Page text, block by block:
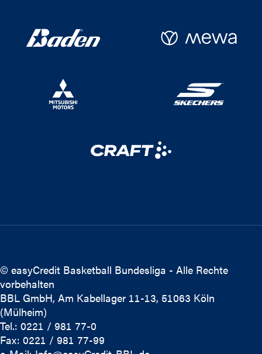
© easyCredit Basketball Bundesliga - Alle Rechte
vorbehalten
BBL GmbH, Am Kabellager 11-13, 51063 Köln
(Mülheim)
Tel.: 0221 / 981 77-0
Fax: 0221 / 981 77-99